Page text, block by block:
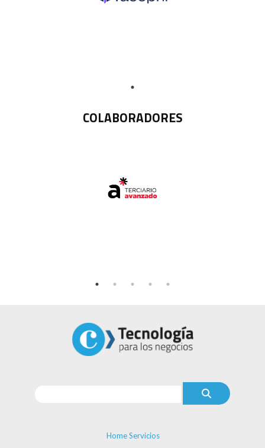
COLABORADORES
Home Servicios